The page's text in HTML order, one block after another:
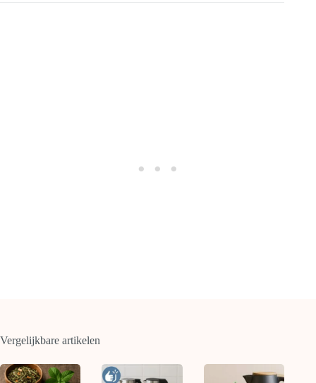
Vergelijkbare artikelen